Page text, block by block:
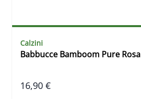
Calzini
Babbucce Bamboom Pure Rosa
16,90 €